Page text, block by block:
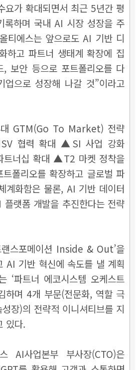
요가 확대되면서 최근 5년간 평
하며 국내 AI 시장 성장을 주
티에스는 앞으로도 AI 기반 디
하고 파트너 생태계 확장에 집
, 보안 등으로 포트폴리오를 다
으로 성장해 나갈 것”이라고
GTM(Go To Market) 전략
협력 확대 ▲SI 사업 강화
너십 확대 ▲T2 마켓 정착을
폴리오를 확장하고 글로벌 파
계화함은 물론, AI 기반 데이터
랫폼 개발을 추진한다는 전략
랜스포메이션 Inside & Out’을
AI 기반 혁신에 속도를 낼 계획
‘파트너 에코시스템 오케스트
하며 4개 부문(전문화, 역할 극
장)의 전략적 이니셔티브를 지
있다.
AI사업본부 부사장(CTO)은